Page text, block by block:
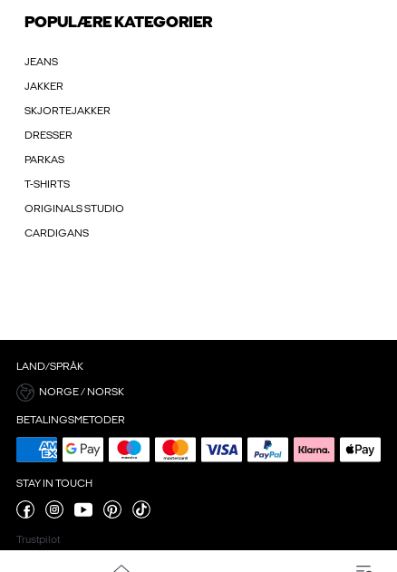
POPULÆRE KATEGORIER
JEANS
JAKKER
SKJORTEJAKKER
DRESSER
PARKAS
T-SHIRTS
ORIGINALS STUDIO
CARDIGANS
LAND/SPRÅK
NORGE / NORSK
BETALINGSMETODER
STAY IN TOUCH
Trustpilot